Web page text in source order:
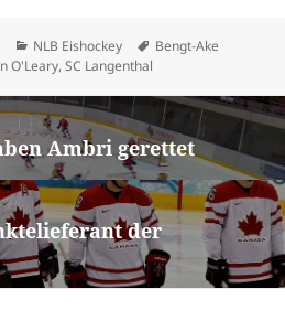
Kategorien
NLB Eishockey Schlagwörter
Bengt-Ake
O'Leary,SC Langenthal
Ambri gerettet
der